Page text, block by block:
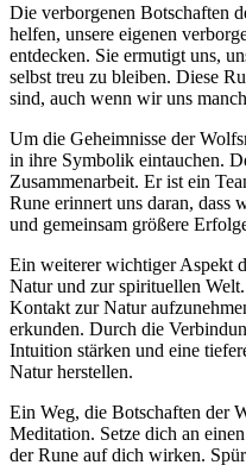
Die verborgenen Botschaften
helfen, unsere‍ eigenen
entdecken. Sie ermutigt⁤ uns,
selbst ​treu zu bleiben. Diese
sind,‍ auch wenn wir uns
Um die ‌Geheimnisse der
in ihre Symbolik eintauchen.
Zusammenarbeit.‌ Er ist ein
Rune erinnert uns‍ daran, dass
und gemeinsam größere
Ein weiterer ⁢wichtiger⁢ Aspekt
Natur und zur spirituellen
⁢Kontakt zur Natur
erkunden. ​Durch die
Intuition stärken und‌ eine
Natur ‍herstellen.
Ein Weg, ‌die Botschaften der
Meditation. Setze dich an
der‌ Rune‍ auf dich⁣ wirken.